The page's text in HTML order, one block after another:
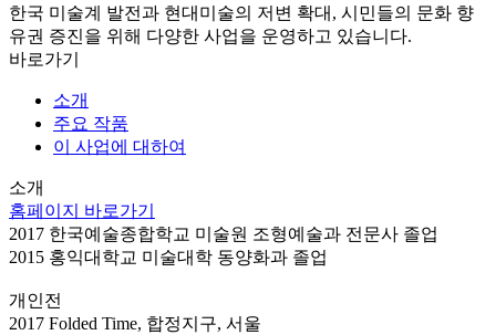
한국 미술계 발전과 현대미술의 저변 확대, 시민들의 문화 향
유권 증진을 위해 다양한 사업을 운영하고 있습니다.
바로가기
소개
주요 작품
이 사업에 대하여
소개
홈페이지 바로가기
2017 한국예술종합학교 미술원 조형예술과 전문사 졸업
2015 홍익대학교 미술대학 동양화과 졸업
개인전
2017 Folded Time, 합정지구, 서울